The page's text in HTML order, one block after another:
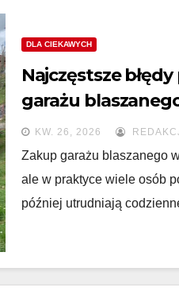
DLA CIEKAWYCH
Najczęstsze
garażu
unikać?
KW. 26, 2026
Zakup garażu blaszanego
ale w praktyce wiele osób
później utrudniają